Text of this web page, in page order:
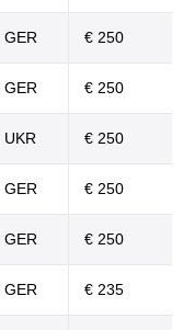
GER € 250
GER € 250
UKR € 250
GER € 250
GER € 250
GER € 235